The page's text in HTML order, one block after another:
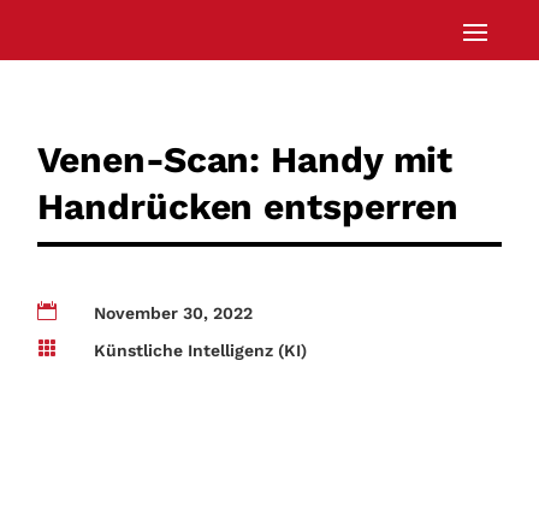
Venen-Scan: Handy mit
Handrücken entsperren

November 30, 2022

Künstliche Intelligenz (KI)